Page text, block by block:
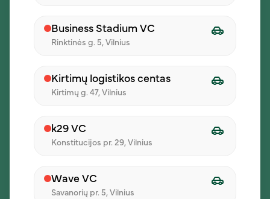
Garnyrai
Brokolių - bulvių
Gaivios agurkų
Business Stadium VC
Rinktinės g. 5, Vilnius
Kirtimų logistikos centas
Kirtimų g. 47, Vilnius
k29 VC
Konstitucijos pr. 29, Vilnius
Wave VC
Savanorių pr. 5, Vilnius